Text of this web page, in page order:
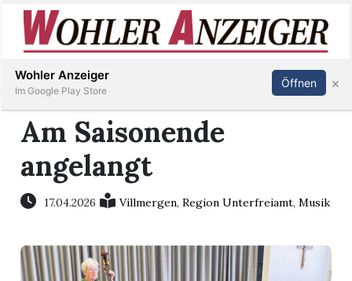
Immobilien
Veranstaltungen
Stellen
Inserieren Abonnieren Anmelden
Am Saisonende
angelangt
17.04.2026 Villmergen,Region Unterfreiamt,Musik
Wohler Anzeiger
Im Google Play Store
Öffnen ×